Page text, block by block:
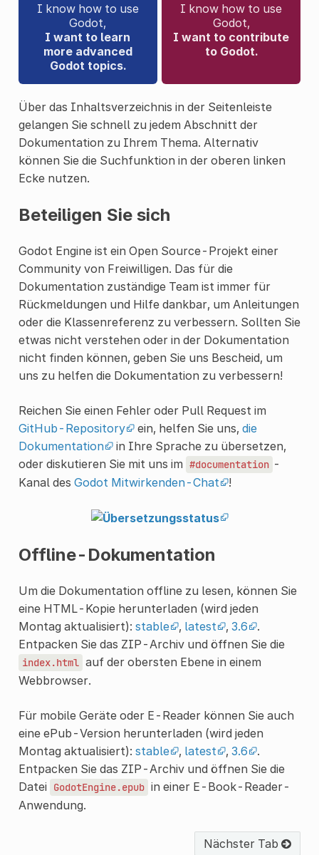
I know how to use
Godot,
I want to learn
more advanced
Godot topics.
I know how to use
Godot,
I want to contribute
to Godot.
Über das Inhaltsverzeichnis in der Seitenleiste
gelangen Sie schnell zu jedem Abschnitt der
Dokumentation zu Ihrem Thema. Alternativ
können Sie die Suchfunktion in der oberen linken
Ecke nutzen.
Beteiligen Sie sich
Godot Engine ist ein Open Source-Projekt einer
Community von Freiwilligen. Das für die
Dokumentation zuständige Team ist immer für
Rückmeldungen und Hilfe dankbar, um Anleitungen
oder die Klassenreferenz zu verbessern. Sollten Sie
etwas nicht verstehen oder in der Dokumentation
nicht finden können, geben Sie uns Bescheid, um
uns zu helfen die Dokumentation zu verbessern!
Reichen Sie einen Fehler oder Pull Request im
GitHub-Repository
ein, helfen Sie uns, die
Dokumentation
in Ihre Sprache zu übersetzen,
oder diskutieren Sie mit uns im #documentation -
Kanal des Godot Mitwirkenden-Chat !
Offline-Dokumentation
Um die Dokumentation offline zu lesen, können Sie
eine HTML-Kopie herunterladen (wird jeden
Montag aktualisiert): stable , latest , 3.6
.
Entpacken Sie das ZIP-Archiv und öffnen Sie die
index.html auf der obersten Ebene in einem
Webbrowser.
Für mobile Geräte oder E-Reader können Sie auch
eine ePub-Version herunterladen (wird jeden
Montag aktualisiert): stable , latest , 3.6
.
Entpacken Sie das ZIP-Archiv und öffnen Sie die
Datei
GodotEngine.epub in einer E-Book-Reader-
Anwendung.
Nächster Tab